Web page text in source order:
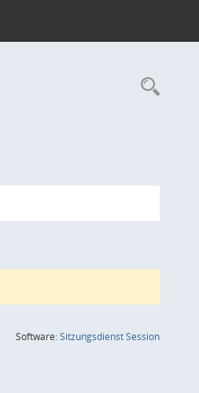
Software:SitzungsdienstSession(Wird in